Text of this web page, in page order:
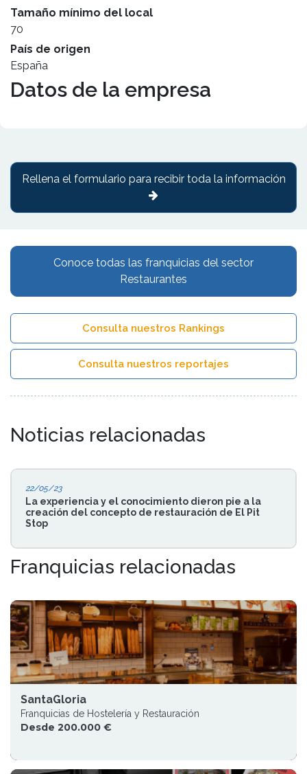
Tamaño mínimo del local
70
País de origen
España
Datos de la empresa
Conoce todas las franquicias del sector
Restaurantes
Consulta nuestros Rankings
Consulta nuestros reportajes
Noticias relacionadas
22/05/23
La experiencia y el conocimiento dieron pie a la
creación del concepto de restauración de El Pit
Stop
Franquicias relacionadas
SantaGloria
Franquicias de Hostelería y Restauración
Desde 200.000 €